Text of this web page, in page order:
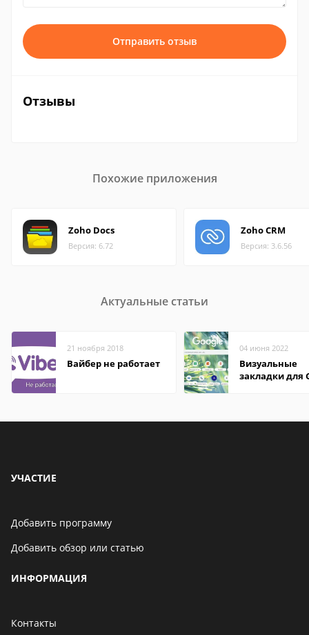
Отправить отзыв
Отзывы
Похожие приложения
Zoho Docs
Версия: 6.72
Zoho CRM
Версия: 3.6.56
Актуальные статьи
21 ноября 2018
Вайбер не работает
04 июня 2022
Визуальные
закладки для
УЧАСТИЕ
Добавить программу
Добавить обзор или статью
ИНФОРМАЦИЯ
Контакты